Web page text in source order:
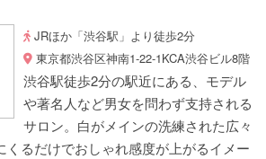
JRほか「渋谷駅」より徒歩2分
東京都渋谷区神南1-22-1KCA渋谷ビル8階
渋谷駅徒歩2分の駅近にある、モデル
や著名人など男女を問わず支持される
サロン。白がメインの洗練された広々
くるだけでおしゃれ感度が上がるイメー